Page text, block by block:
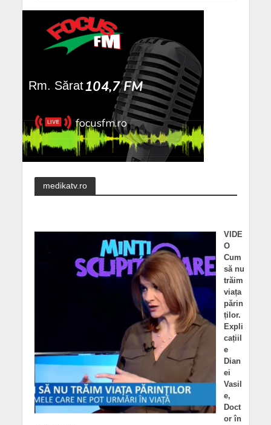
medikatv.ro
VIDE
O
Cum
să nu
trăim
viața
părin
ților.
Expli
cațiil
e
Dian
ei
Vasil
e,
Doct
or în